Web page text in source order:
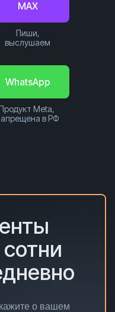
WhatsApp
Meta,
в РФ
MAX
Пиши,
выслушаем
о вашем